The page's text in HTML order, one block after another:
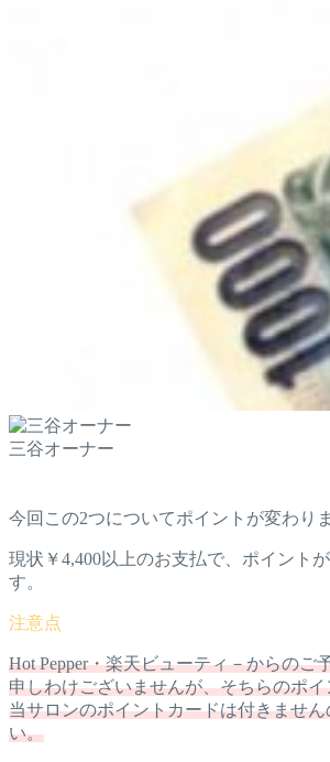
三谷オーナー
今回この2つについてポイントが変わりま
現状￥4,400以上のお支払で、ポイント
す。
Hot Pepper・楽天ビューティ－からのご
申しわけございませんが、そちらのポ
当サロンのポイントカードは付きませ
い。